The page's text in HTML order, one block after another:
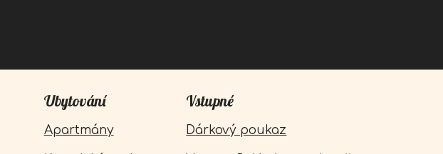
Ubytování
Apartmány
Vstupné
Dárkový poukaz